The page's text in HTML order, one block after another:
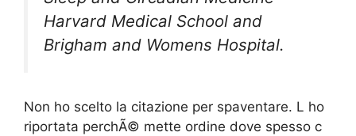
Harvard Medical School and
Brigham and Womens Hospital.
Non ho scelto la citazione per spaventare. L ho
riportata perchÃ© mette ordine dove spesso c